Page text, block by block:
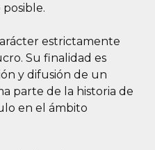
estrictamente
Su finalidad es
y difusión de un
parte de la historia de
en el ámbito